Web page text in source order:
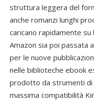
struttura leggera del
anche romanzi lunghi
caricano rapidamente
Amazon sia poi passata
per le nuove
nelle biblioteche ebook
prodotto da strumenti di
massima compatibilità